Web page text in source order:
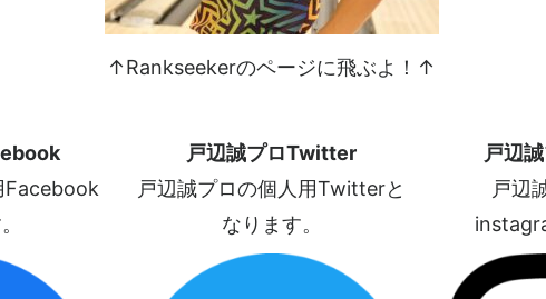
↑Rankseekerのページに飛ぶよ！↑
Facebook
戸辺誠プロTwitter
戸辺誠プロの個人用Twitterと
なります。
戸辺
戸辺